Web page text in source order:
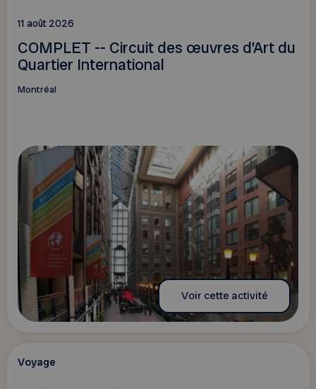
11 août 2026
COMPLET -- Circuit des œuvres d’Art du
Quartier International
Montréal
Voir cette activité
Voyage